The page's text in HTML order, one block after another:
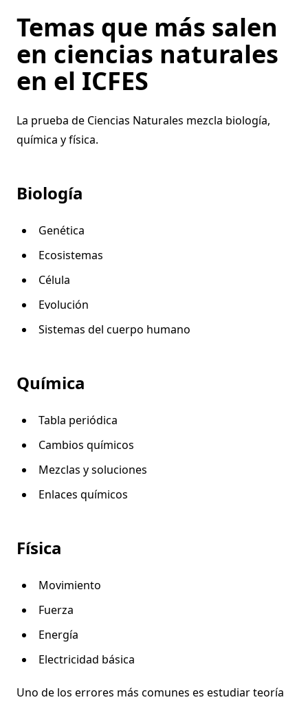
Temas que más salen
en ciencias naturales
en el ICFES
La prueba de Ciencias Naturales mezcla biología,
química y física.
Biología
Genética
Ecosistemas
Célula
Evolución
Sistemas del cuerpo humano
Química
Tabla periódica
Cambios químicos
Mezclas y soluciones
Enlaces químicos
Física
Movimiento
Fuerza
Energía
Electricidad básica
Uno de los errores más comunes es estudiar teoría